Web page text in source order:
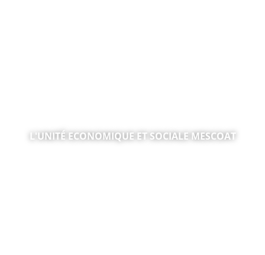
L'UNITÉ ECONOMIQUE ET SOCIALE MESCOAT